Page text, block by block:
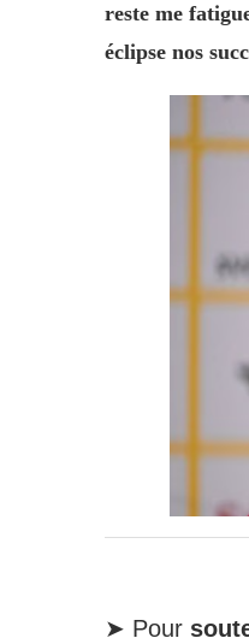
reste me
éclipse nos
➤ Pour